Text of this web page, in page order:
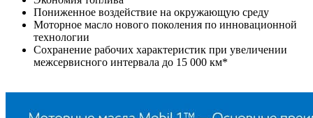
Пониженное воздействие на окружающую среду
Моторное масло нового поколения по инновационной
технологии
Сохранение рабочих характеристик при увеличении
межсервисного интервала до 15 000 км*